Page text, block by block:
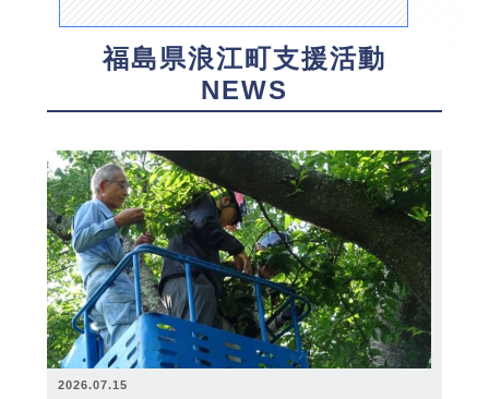
福島県浪江町支援活動
NEWS
2026.07.15